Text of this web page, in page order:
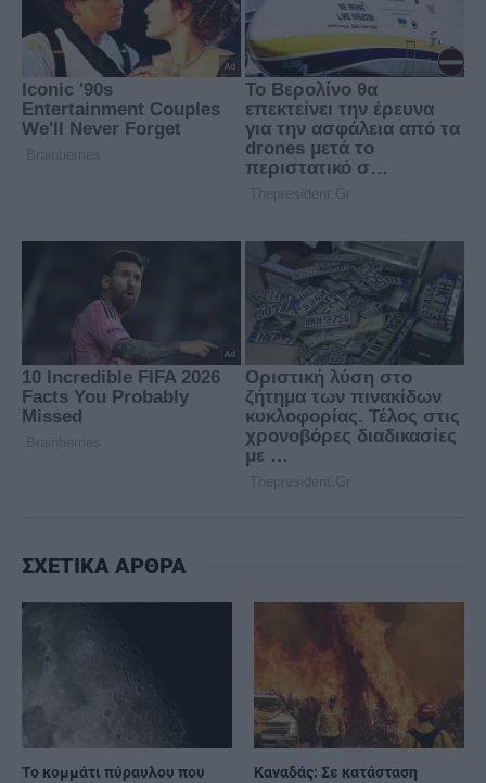
ΣΧΕΤΙΚΑ ΑΡΘΡΑ
Το κομμάτι πύραυλου που
Καναδάς: Σε κατάσταση